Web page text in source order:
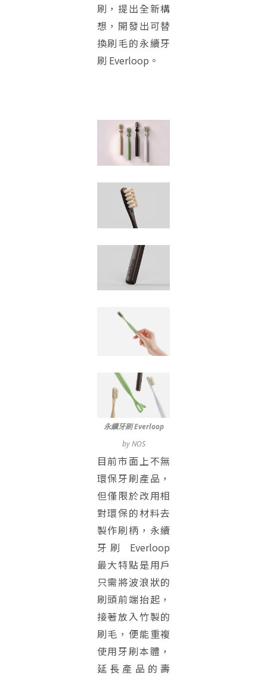
刷，提出全新構
想，開發出可替
換刷毛的永續牙
刷 Everloop。
永續牙刷 Everloop
by NOS
目前市面上不無
環保牙刷產品，
但僅限於改用相
對環保的材料去
製作刷柄，永續
牙刷 Everloop
最大特點是用戶
只需將波浪狀的
刷頭前端抬起，
接著放入竹製的
刷毛，便能重複
使用牙刷本體，
延長產品的壽